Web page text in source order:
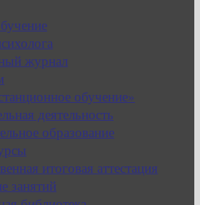
журнал
обучение»
деятельность
образование
итоговая аттестация
занятий